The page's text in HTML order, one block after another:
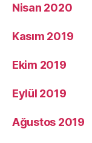
Nisan 2020
Kasım 2019
Ekim 2019
Eylül 2019
Ağustos 2019